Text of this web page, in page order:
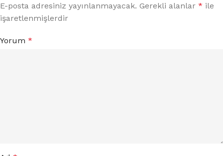
E-posta adresiniz yayınlanmayacak. Gerekli alanlar * ile
işaretlenmişlerdir
Yorum *